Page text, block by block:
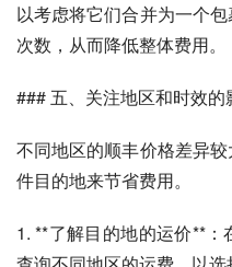
以考虑将它们合并为一个
次数，从而降低整体费用。
### 五、关注地区和时效的
不同地区的顺丰价格差异
件目的地来节省费用。
1. **了解目的地的运价**